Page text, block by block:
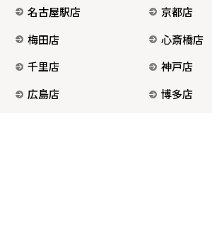
名古屋駅店
京都店
梅田店
心斎橋店
千里店
神戸店
広島店
博多店